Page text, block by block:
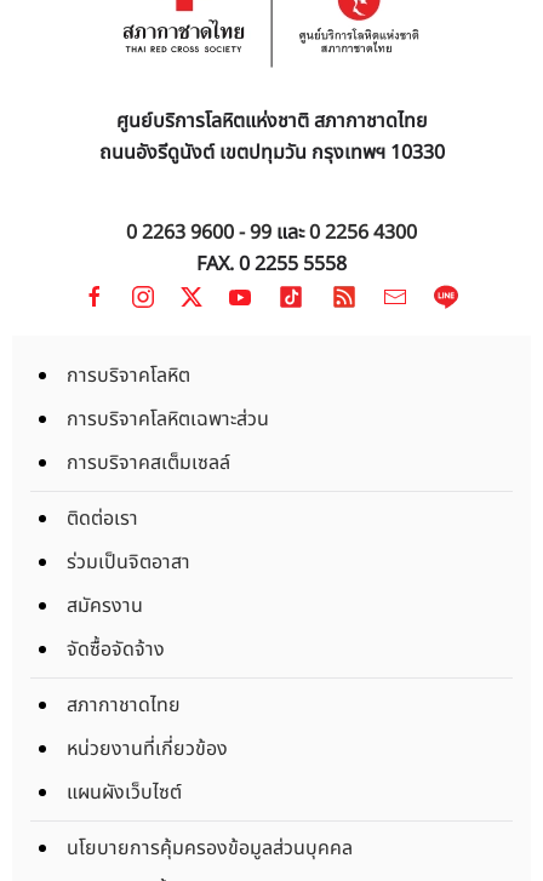
ศูนย์บริการโลหิตแห่งชาติ สภากาชาดไทย
ถนนอังรีดูนังต์ เขตปทุมวัน กรุงเทพฯ 10330
0 2263 9600 - 99 และ0 2256 4300
FAX. 0 2255 5558
การบริจาคโลหิต
การบริจาคโลหิตเฉพาะส่วน
การบริจาคสเต็มเซลล์
ติดต่อเรา
ร่วมเป็นจิตอาสา
สมัครงาน
จัดซื้อจัดจ้าง
สภากาชาดไทย
หน่วยงานที่เกี่ยวข้อง
แผนผังเว็บไซต์
นโยบายการคุ้มครองข้อมูลส่วนบุคคล